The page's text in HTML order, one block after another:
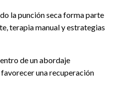
la punción seca forma parte
terapia manual y estrategias
de un abordaje
una recuperación